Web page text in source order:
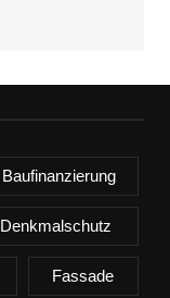
Baufinanzierung
Denkmalschutz
Fassade